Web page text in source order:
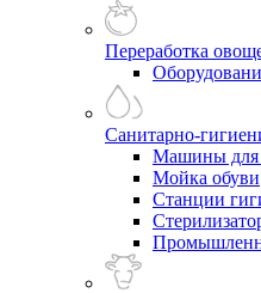
Переработка
Санитарно-
Машины для
Мойка обуви
Станции